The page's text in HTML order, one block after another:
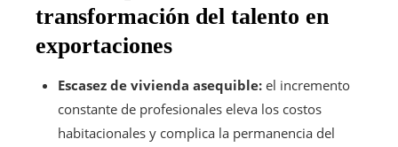
transformación del talento en
exportaciones
Escasez de vivienda asequible: el incremento
constante de profesionales eleva los costos
habitacionales y complica la permanencia del